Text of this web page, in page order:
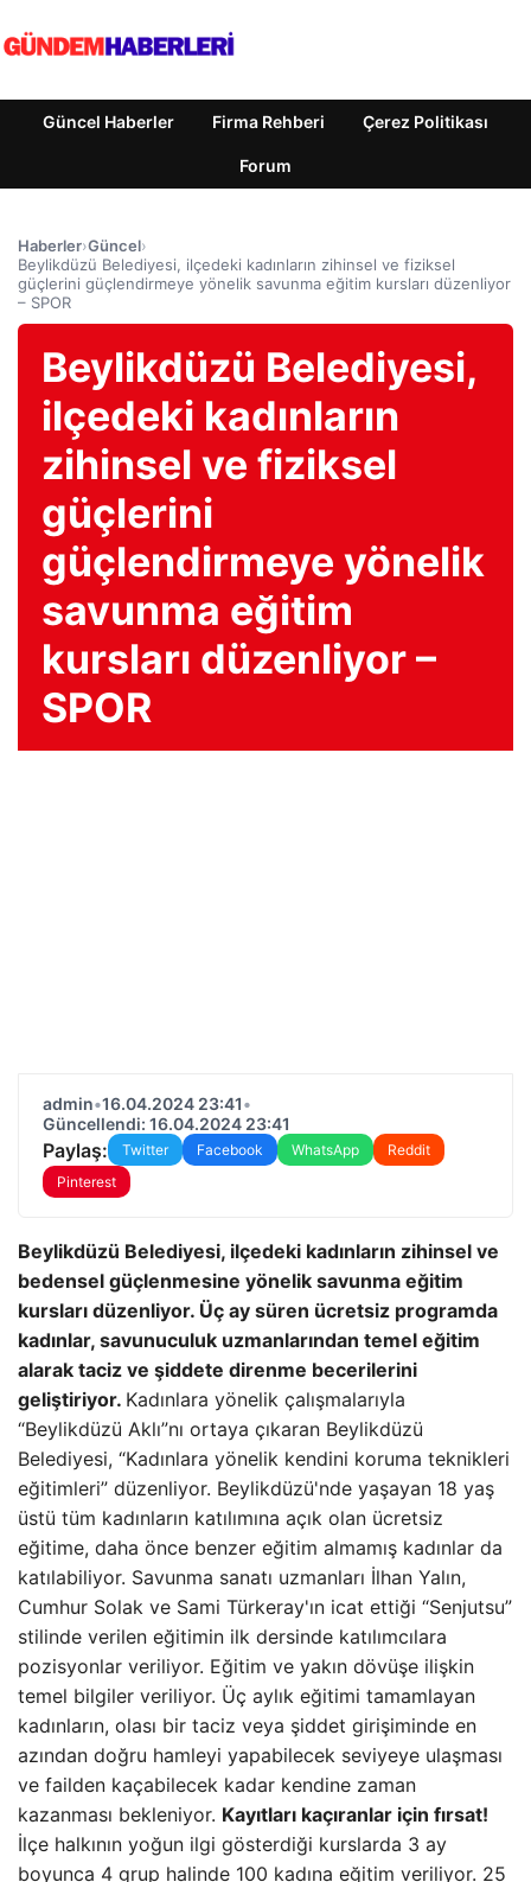
Güncel Haberler Firma Rehberi Çerez Politikası
Forum
Haberler›Güncel›
Beylikdüzü Belediyesi, ilçedeki kadınların zihinsel ve fiziksel
güçlerini güçlendirmeye yönelik savunma eğitim kursları düzenliyor
– SPOR
Beylikdüzü Belediyesi,
ilçedeki kadınların
zihinsel ve fiziksel
güçlerini
güçlendirmeye yönelik
savunma eğitim
kursları düzenliyor –
SPOR
admin•16.04.2024 23:41•
Güncellendi: 16.04.2024 23:41
Paylaş: Twitter Facebook WhatsApp
Reddit
Pinterest
Beylikdüzü Belediyesi, ilçedeki kadınların zihinsel ve
bedensel güçlenmesine yönelik savunma eğitim
kursları düzenliyor. Üç ay süren ücretsiz programda
kadınlar, savunuculuk uzmanlarından temel eğitim
alarak taciz ve şiddete direnme becerilerini
geliştiriyor. Kadınlara yönelik çalışmalarıyla
“Beylikdüzü Aklı”nı ortaya çıkaran Beylikdüzü
Belediyesi, “Kadınlara yönelik kendini koruma teknikleri
eğitimleri” düzenliyor. Beylikdüzü'nde yaşayan 18 yaş
üstü tüm kadınların katılımına açık olan ücretsiz
eğitime, daha önce benzer eğitim almamış kadınlar da
katılabiliyor. Savunma sanatı uzmanları İlhan Yalın,
Cumhur Solak ve Sami Türkeray'ın icat ettiği “Senjutsu”
stilinde verilen eğitimin ilk dersinde katılımcılara
pozisyonlar veriliyor. Eğitim ve yakın dövüşe ilişkin
temel bilgiler veriliyor. Üç aylık eğitimi tamamlayan
kadınların, olası bir taciz veya şiddet girişiminde en
azından doğru hamleyi yapabilecek seviyeye ulaşması
ve failden kaçabilecek kadar kendine zaman
kazanması bekleniyor. Kayıtları kaçıranlar için fırsat!
İlçe halkının yoğun ilgi gösterdiği kurslarda 3 ay
boyunca 4 grup halinde 100 kadına eğitim veriliyor. 25